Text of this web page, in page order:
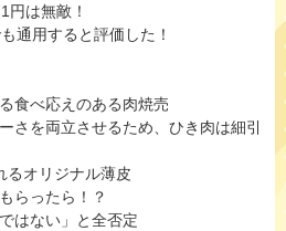
円は無敵！
通用すると評価した！
食べ応えのある肉焼売
さを両立させるため、ひき肉は細引
るオリジナル薄皮
らったら！？
はない」と全否定